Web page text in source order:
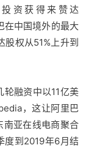
资获得来赞达
在中国境外的最大
权从51%上升到
轮融资中以11亿美
，这让阿里巴
南亚在线电商聚合
度到2019年6月结